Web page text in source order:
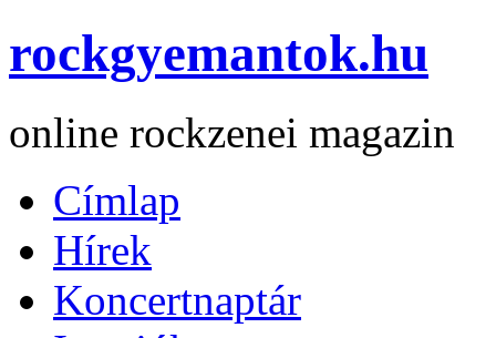
rockgyemantok.hu
online rockzenei magazin
Címlap
Hírek
Koncertnaptár